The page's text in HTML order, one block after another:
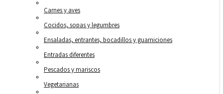
Carnes y aves
Cocidos, sopas y legumbres
Ensaladas, entrantes, bocadillos y guarniciones
Entradas diferentes
Pescados y mariscos
Vegetarianas